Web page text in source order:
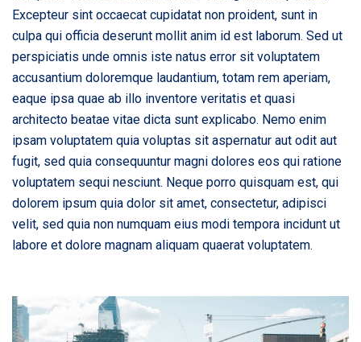
Excepteur sint occaecat cupidatat non proident, sunt in
culpa qui officia deserunt mollit anim id est laborum. Sed ut
perspiciatis unde omnis iste natus error sit voluptatem
accusantium doloremque laudantium, totam rem aperiam,
eaque ipsa quae ab illo inventore veritatis et quasi
architecto beatae vitae dicta sunt explicabo. Nemo enim
ipsam voluptatem quia voluptas sit aspernatur aut odit aut
fugit, sed quia consequuntur magni dolores eos qui ratione
voluptatem sequi nesciunt. Neque porro quisquam est, qui
dolorem ipsum quia dolor sit amet, consectetur, adipisci
velit, sed quia non numquam eius modi tempora incidunt ut
labore et dolore magnam aliquam quaerat voluptatem.